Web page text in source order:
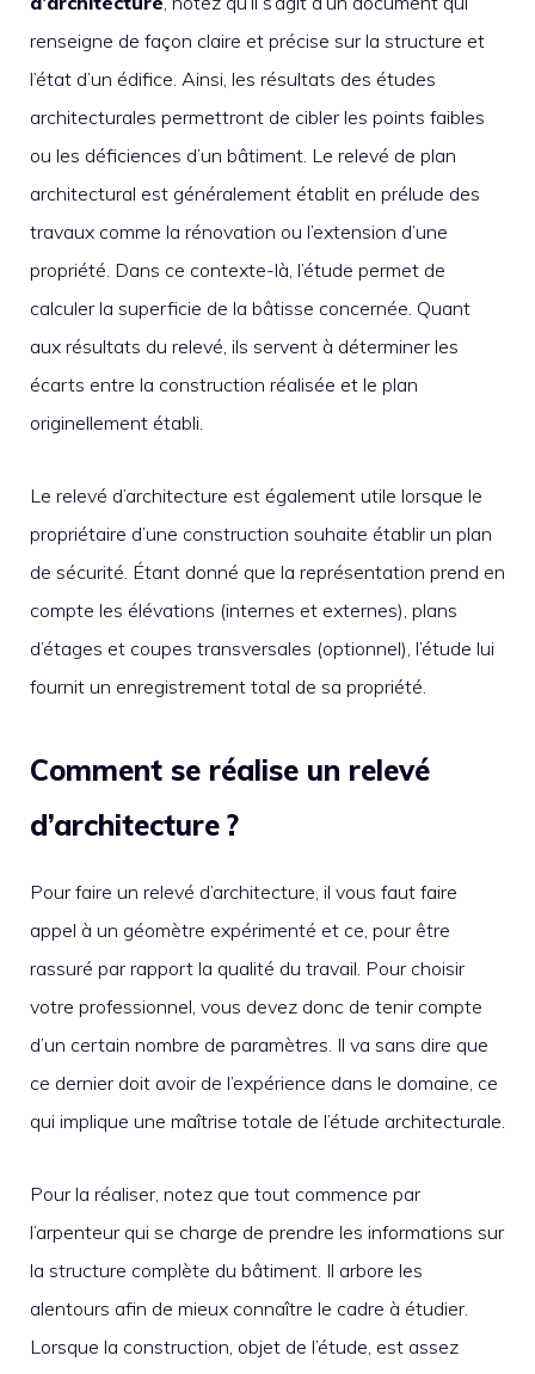
renseigne de façon claire et précise sur la structure et
l’état d’un édifice. Ainsi, les résultats des études
architecturales permettront de cibler les points faibles
ou les déficiences d’un bâtiment. Le relevé de plan
architectural est généralement établit en prélude des
travaux comme la rénovation ou l’extension d’une
propriété. Dans ce contexte-là, l’étude permet de
calculer la superficie de la bâtisse concernée. Quant
aux résultats du relevé, ils servent à déterminer les
écarts entre la construction réalisée et le plan
originellement établi.
Le relevé d’architecture est également utile lorsque le
propriétaire d’une construction souhaite établir un plan
de sécurité. Étant donné que la représentation prend en
compte les élévations (internes et externes), plans
d’étages et coupes transversales (optionnel), l’étude lui
fournit un enregistrement total de sa propriété.
Comment se réalise un relevé
d’architecture ?
Pour faire un relevé d’architecture, il vous faut faire
appel à un géomètre expérimenté et ce, pour être
rassuré par rapport la qualité du travail. Pour choisir
votre professionnel, vous devez donc de tenir compte
d’un certain nombre de paramètres. Il va sans dire que
ce dernier doit avoir de l’expérience dans le domaine, ce
qui implique une maîtrise totale de l’étude architecturale.
Pour la réaliser, notez que tout commence par
l’arpenteur qui se charge de prendre les informations sur
la structure complète du bâtiment. Il arbore les
alentours afin de mieux connaître le cadre à étudier.
Lorsque la construction, objet de l’étude, est assez